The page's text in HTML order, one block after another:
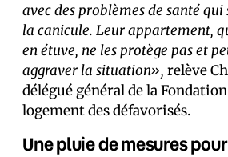
avec des problèmes de santé qui
la canicule. Leur appartement,
en étuve, ne les protège pas et
aggraver la situation», relève
délégué général de la
logement des défavorisés.
Une pluie de mesures